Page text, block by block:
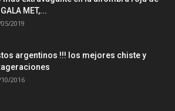
GALA MET,...
2019
argentinos !!! los mejores chiste y
2016